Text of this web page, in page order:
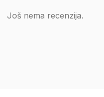
Još nema recenzija.